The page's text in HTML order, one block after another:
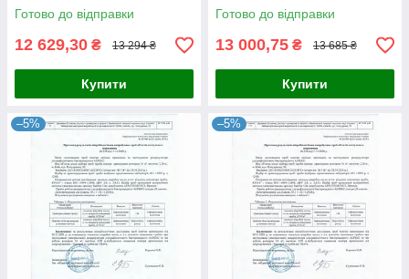
Готово до відправки
12 629,30 ₴ 13 294 ₴
Купити
Готово до відправки
13 000,75 ₴ 13 685 ₴
Купити
–5% –5%